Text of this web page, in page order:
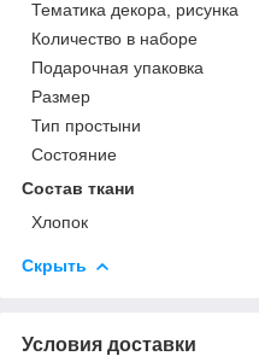
Тематика декора, рисунка
Количество в наборе
Подарочная упаковка
Размер
Тип простыни
Состояние
Состав ткани
Хлопок
Скрыть
Условия доставки